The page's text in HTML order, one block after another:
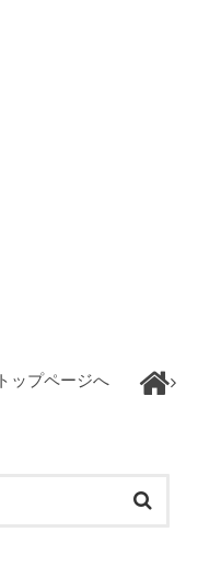
トップページへ